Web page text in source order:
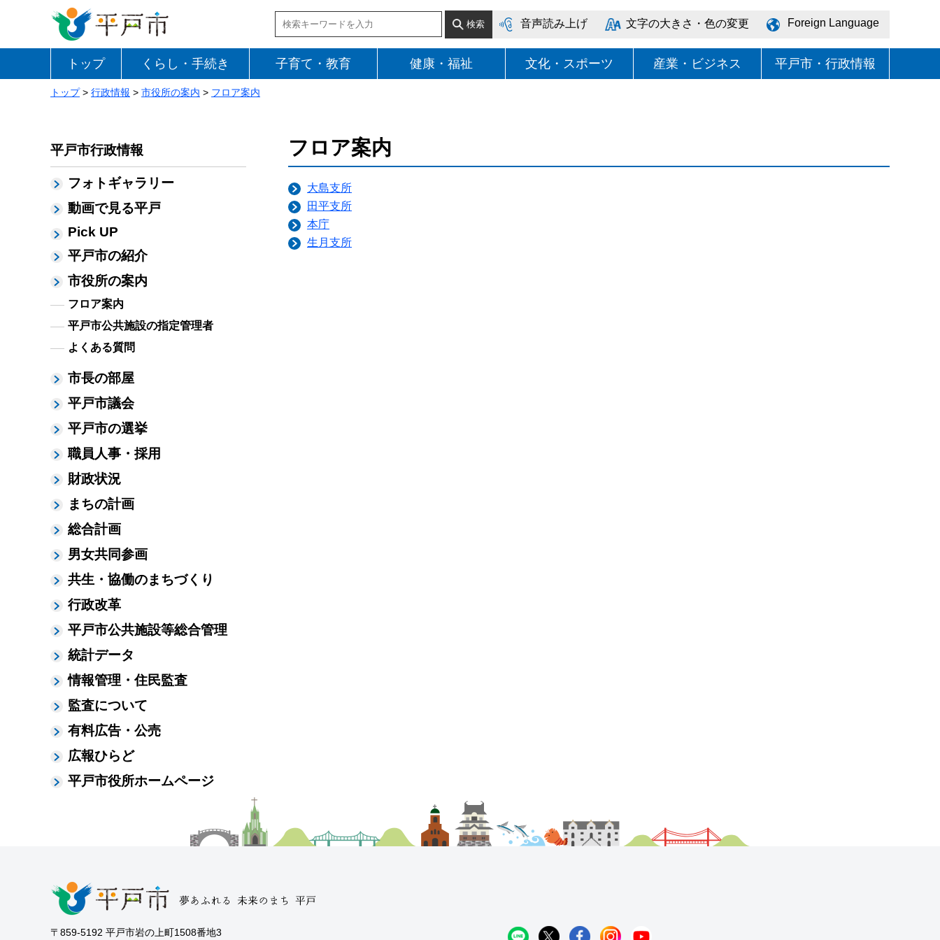
音声読み上げ 文字の大きさ・色の変更 Foreign Language
トップ くらし・手続き 子育て・教育 健康・福祉 文化・スポーツ 産業・ビジネス 平戸市・行政情報
トップ> 行政情報 > 市役所の案内 > フロア案内
平戸市行政情報
フォトギャラリー
動画で見る平戸
Pick UP
平戸市の紹介
市役所の案内
フロア案内
平戸市公共施設の指定管理者
よくある質問
市長の部屋
平戸市議会
平戸市の選挙
職員人事・採用
財政状況
まちの計画
総合計画
男女共同参画
共生・協働のまちづくり
行政改革
平戸市公共施設等総合管理
統計データ
情報管理・住民監査
監査について
有料広告・公売
広報ひらど
平戸市役所ホームページ
フロア案内
大島支所
田平支所
本庁
生月支所
〒859-5192 平戸市岩の上町1508番地3